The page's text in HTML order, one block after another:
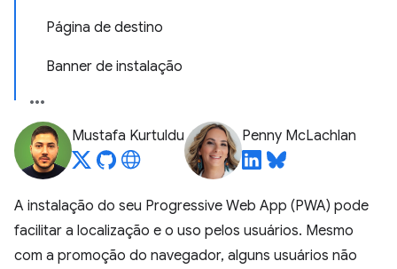
Página de destino
Banner de instalação
Mustafa Kurtuldu Penny McLachlan
A instalação do seu Progressive Web App (PWA) pode
facilitar a localização e o uso pelos usuários. Mesmo
com a promoção do navegador, alguns usuários não